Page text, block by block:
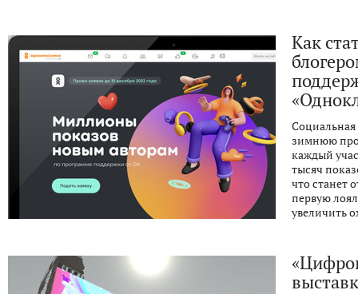
Как
Социальная
зимнюю
каждый
тысяч
что станет
первую
увеличить